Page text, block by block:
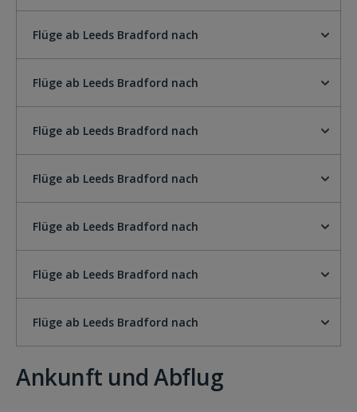
Flüge ab Leeds Bradford nach
Flüge ab Leeds Bradford nach
Flüge ab Leeds Bradford nach
Flüge ab Leeds Bradford nach
Flüge ab Leeds Bradford nach
Flüge ab Leeds Bradford nach
Flüge ab Leeds Bradford nach
Ankunft und Abflug